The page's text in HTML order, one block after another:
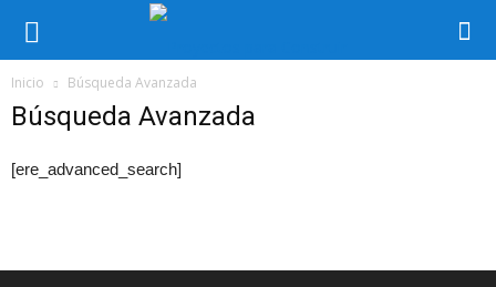
Inicio Búsqueda Avanzada
Búsqueda Avanzada
[ere_advanced_search]